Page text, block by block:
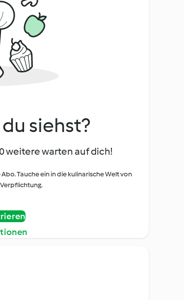
siehst?
weitere warten auf dich!
Tauche ein in die kulinarische Welt von